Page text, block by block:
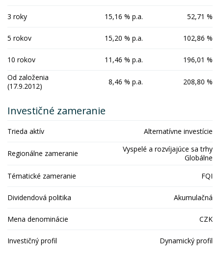
3 roky 15,16 % p.a. 52,71 %
5 rokov 15,20 % p.a. 102,86 %
10 rokov 11,46 % p.a.
196,01 %
Od založenia
(17.9.2012)
8,46 % p.a. 208,80 %
Investičné zameranie
Trieda aktív Alternatívne investície
Regionálne zameranie
Vyspelé a rozvíjajúce sa trhy
Globálne
Tématické zameranie
FQI
Dividendová politika Akumulačná
Mena denominácie CZK
Investičný profil Dynamický profil